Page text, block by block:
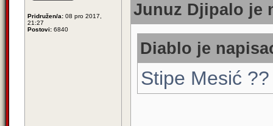
Pridružen/a: 08 pro 2017,
21:27
Postovi: 6840
Junuz Djipalo je
Diablo je
Stipe Mesić ??